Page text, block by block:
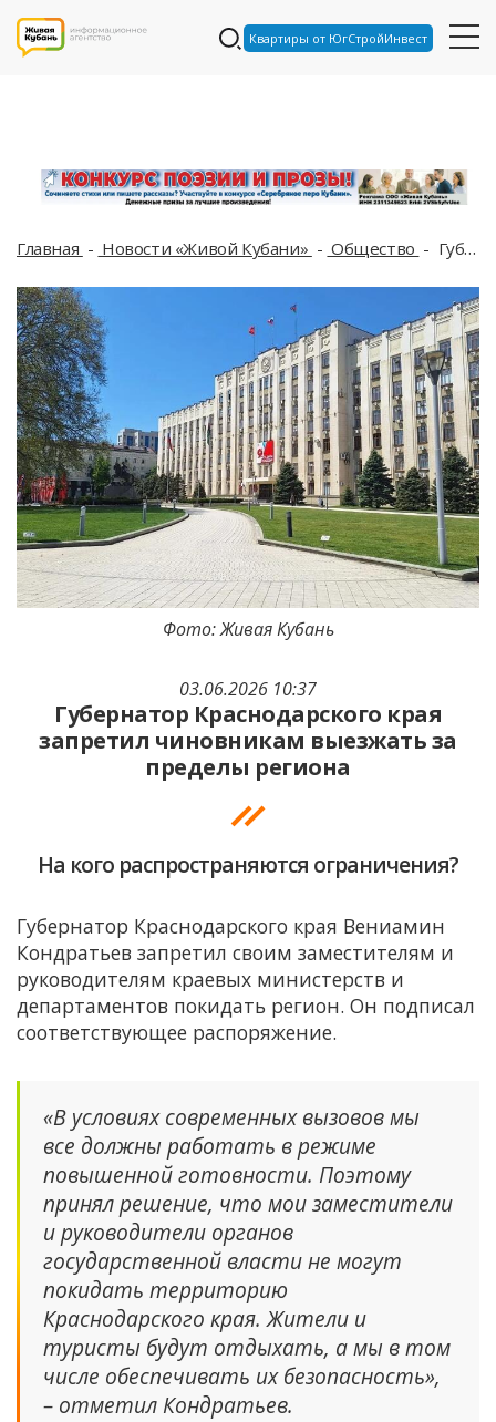
Квартиры от ЮгСтройИнвест
Главная Новости «Живой Кубани» Общество Губернатор Краснодарского края запретил чиновникам выезжать за пределы региона
03.06.2026 10:37
Губернатор Краснодарского края
запретил чиновникам выезжать за
пределы региона
На кого распространяются ограничения?
Фото: Живая Кубань
Губернатор Краснодарского края Вениамин
Кондратьев запретил своим заместителям и
руководителям краевых министерств и
департаментов покидать регион. Он подписал
соответствующее распоряжение.
«В условиях современных вызовов мы
все должны работать в режиме
повышенной готовности. Поэтому
принял решение, что мои заместители
и руководители органов
государственной власти не могут
покидать территорию
Краснодарского края. Жители и
туристы будут отдыхать, а мы в том
числе обеспечивать их безопасность»,
– отметил Кондратьев.